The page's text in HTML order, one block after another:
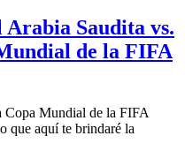
Arabia Saudita vs.
de la FIFA
Copa Mundial de la FIFA
que aquí te brindaré la